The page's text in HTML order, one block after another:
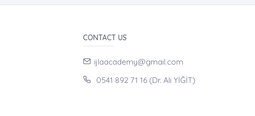
CONTACT US
ijlaacademy@gmail.com
0541 892 71 16 (Dr. Ali YİĞİT)